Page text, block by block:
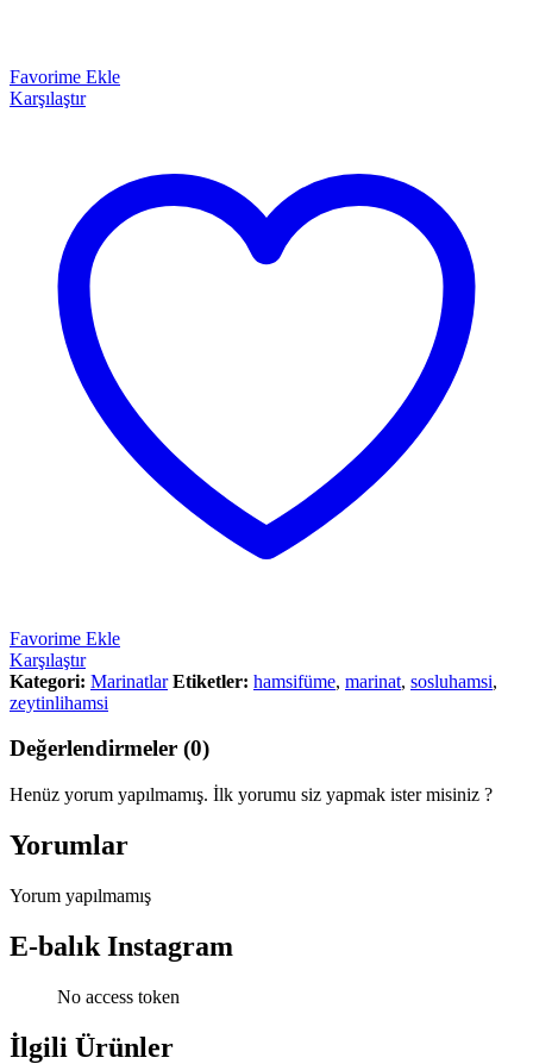
Favorime Ekle
Karşılaştır
Favorime Ekle
Karşılaştır
Kategori: Marinatlar Etiketler: hamsifüme, marinat, sosluhamsi,
zeytinlihamsi
Değerlendirmeler (0)
Henüz yorum yapılmamış. İlk yorumu siz yapmak ister misiniz ?
Yorumlar
Yorum yapılmamış
E-balık Instagram
No access token
İlgili Ürünler